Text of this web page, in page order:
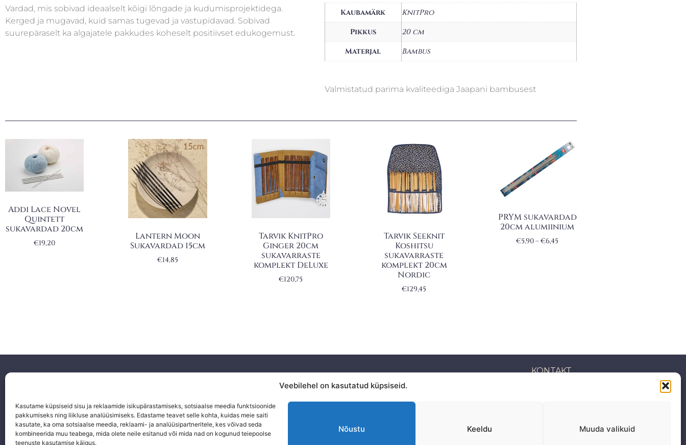
Veebilehel on kasutatud küpsiseid.
Kasutame küpsiseid sisu ja reklaamide isikupärastamiseks, sotsiaalse meedia funktsioonide
pakkumiseks ning liikluse analüüsimiseks. Edastame teavet selle kohta, kuidas meie saiti
kasutate, ka oma sotsiaalse meedia, reklaami- ja analüüsipartneritele, kes võivad seda
kombineerida muu teabega, mida olete neile esitanud või mida nad on kogunud teiepoolse
teenuste kasutamise käigus.
Nõustu Keeldu Muuda valikuid
Vardad, mis sobivad ideaalselt kõigi lõngade ja kudumisprojektidega.
Kerged ja mugavad, kuid samas tugevad ja vastupidavad. Sobivad
suurepäraselt ka algajatele pakkudes koheselt positiivset edukogemust.
Kaubamärk
KnitPro
Pikkus
20 cm
Materjal
Bambus
Valmistatud parima kvaliteediga Jaapani bambusest
Addi Lace Novel
Quintett
sukavardad 20cm
€19,20
Lantern Moon
Sukavardad 15cm
€14,85
Tarvik KnitPro
Ginger 20cm
sukavarraste
komplekt DeLuxe
€120,75
Tarvik Seeknit
Koshitsu
sukavarraste
komplekt 20cm
Nordic
€129,45
PRYM sukavardad
20cm alumiinium
€5,90–€6,45
Facebook
Email
Privaatsuspoliitika
Ostuinfo
KONTAKT